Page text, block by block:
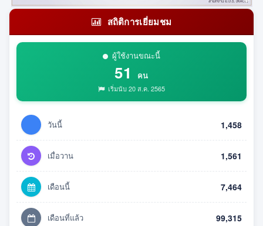
สถิติการเยี่ยมชม
ผู้ใช้งานขณะนี้
51 คน
เริ่มนับ 20 ส.ค. 2565
วันนี้ 1,458
เมื่อวาน 1,561
เดือนนี้ 7,464
เดือนที่แล้ว 99,315